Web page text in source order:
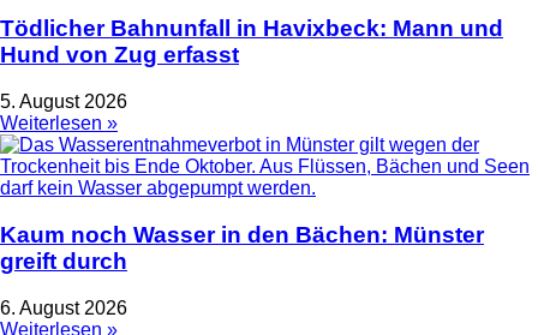
Tödlicher Bahnunfall in Havixbeck: Mann und
Hund von Zug erfasst
5. August 2026
Weiterlesen »
Kaum noch Wasser in den Bächen: Münster
greift durch
6. August 2026
Weiterlesen »